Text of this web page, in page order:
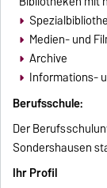
Medien- und
Archive
Informations-
Berufsschule:
Der
Sondershausen
Ihr Profil